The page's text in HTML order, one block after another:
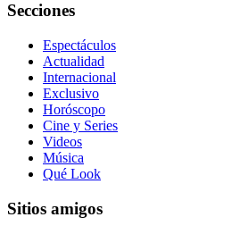
Secciones
Espectáculos
Actualidad
Internacional
Exclusivo
Horóscopo
Cine y Series
Videos
Música
Qué Look
Sitios amigos